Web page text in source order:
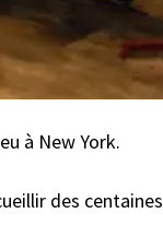
à New York.
des centaines